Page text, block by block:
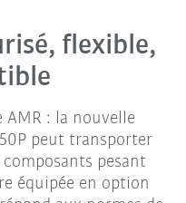
flexible,
AMR : la nouvelle
peut transporter
pesant
équipée en option